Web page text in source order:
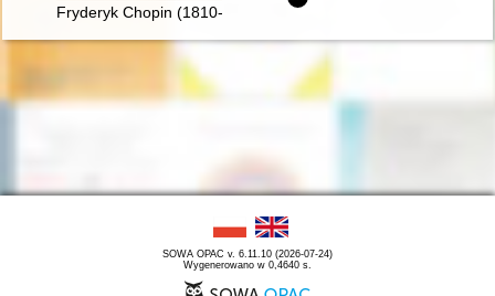
Fryderyk Chopin (1810-1849). Poeta fortepianu
SOWA OPAC v. 6.11.10 (2026-07-24)
Wygenerowano w 0,4640 s.